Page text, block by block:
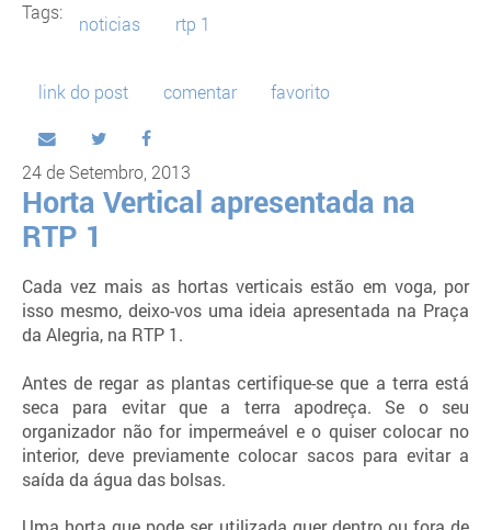
Tags:
noticias rtp 1
link do post comentar favorito
24 de Setembro, 2013
Horta Vertical apresentada na
RTP 1
Cada vez mais as hortas verticais estão em voga, por
isso mesmo, deixo-vos uma ideia apresentada na Praça
da Alegria, na RTP 1.
Antes de regar as plantas certifique-se que a terra está
seca para evitar que a terra apodreça. Se o seu
organizador não for impermeável e o quiser colocar no
interior, deve previamente colocar sacos para evitar a
saída da água das bolsas.